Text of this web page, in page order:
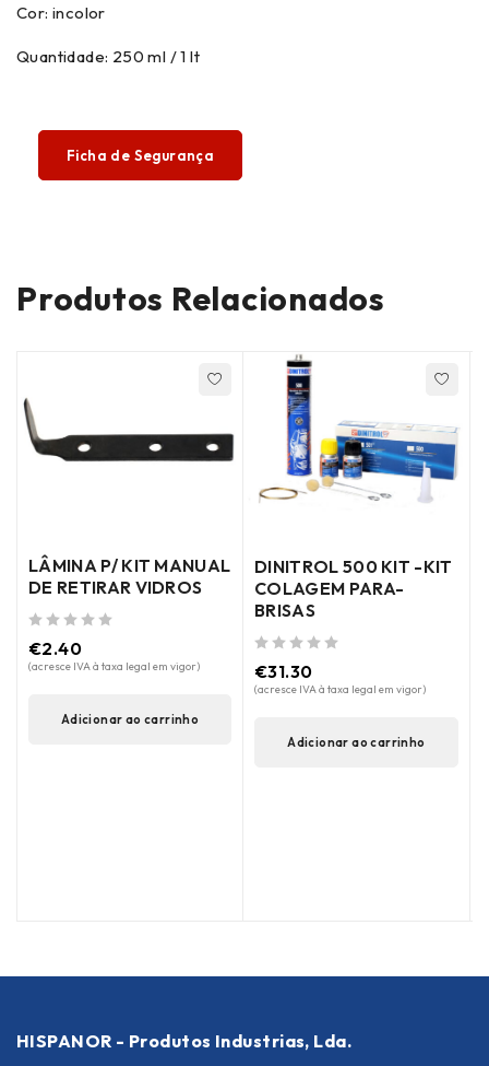
Cor: incolor
Quantidade: 250 ml / 1 lt
Ficha de Segurança
Produtos Relacionados
LÂMINA P/ KIT MANUAL
DE RETIRAR VIDROS
€2.40
(acresce IVA à taxa legal em vigor)
Adicionar ao carrinho
DINITROL 500 KIT -KIT
COLAGEM PARA-
BRISAS
€31.30
(acresce IVA à taxa legal em vigor)
Adicionar ao carrinho
HISPANOR - Produtos Industrias, Lda.